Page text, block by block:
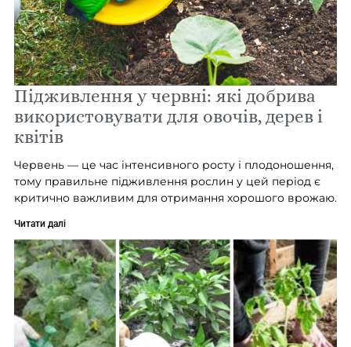
Підживлення у червні: які добрива
використовувати для овочів, дерев і
квітів
Червень — це час інтенсивного росту і плодоношення,
тому правильне підживлення рослин у цей період є
критично важливим для отримання хорошого врожаю.
Читати далі